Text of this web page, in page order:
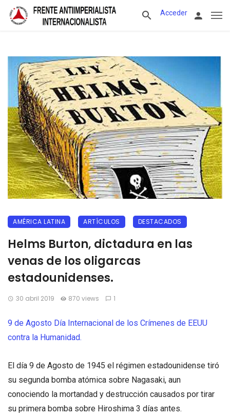
Acceder
AMÉRICA LATINA ARTÍCULOS DESTACADOS
Helms Burton, dictadura en las
venas de los oligarcas
estadounidenses.
30 abril 2019 870 views 1
9 de Agosto Día Internacional de los Crímenes de EEUU
contra la Humanidad.
El día 9 de Agosto de 1945 el régimen estadounidense tiró
su segunda bomba atómica sobre Nagasaki, aun
conociendo la mortandad y destrucción causados por tirar
su primera bomba sobre Hiroshima 3 días antes.